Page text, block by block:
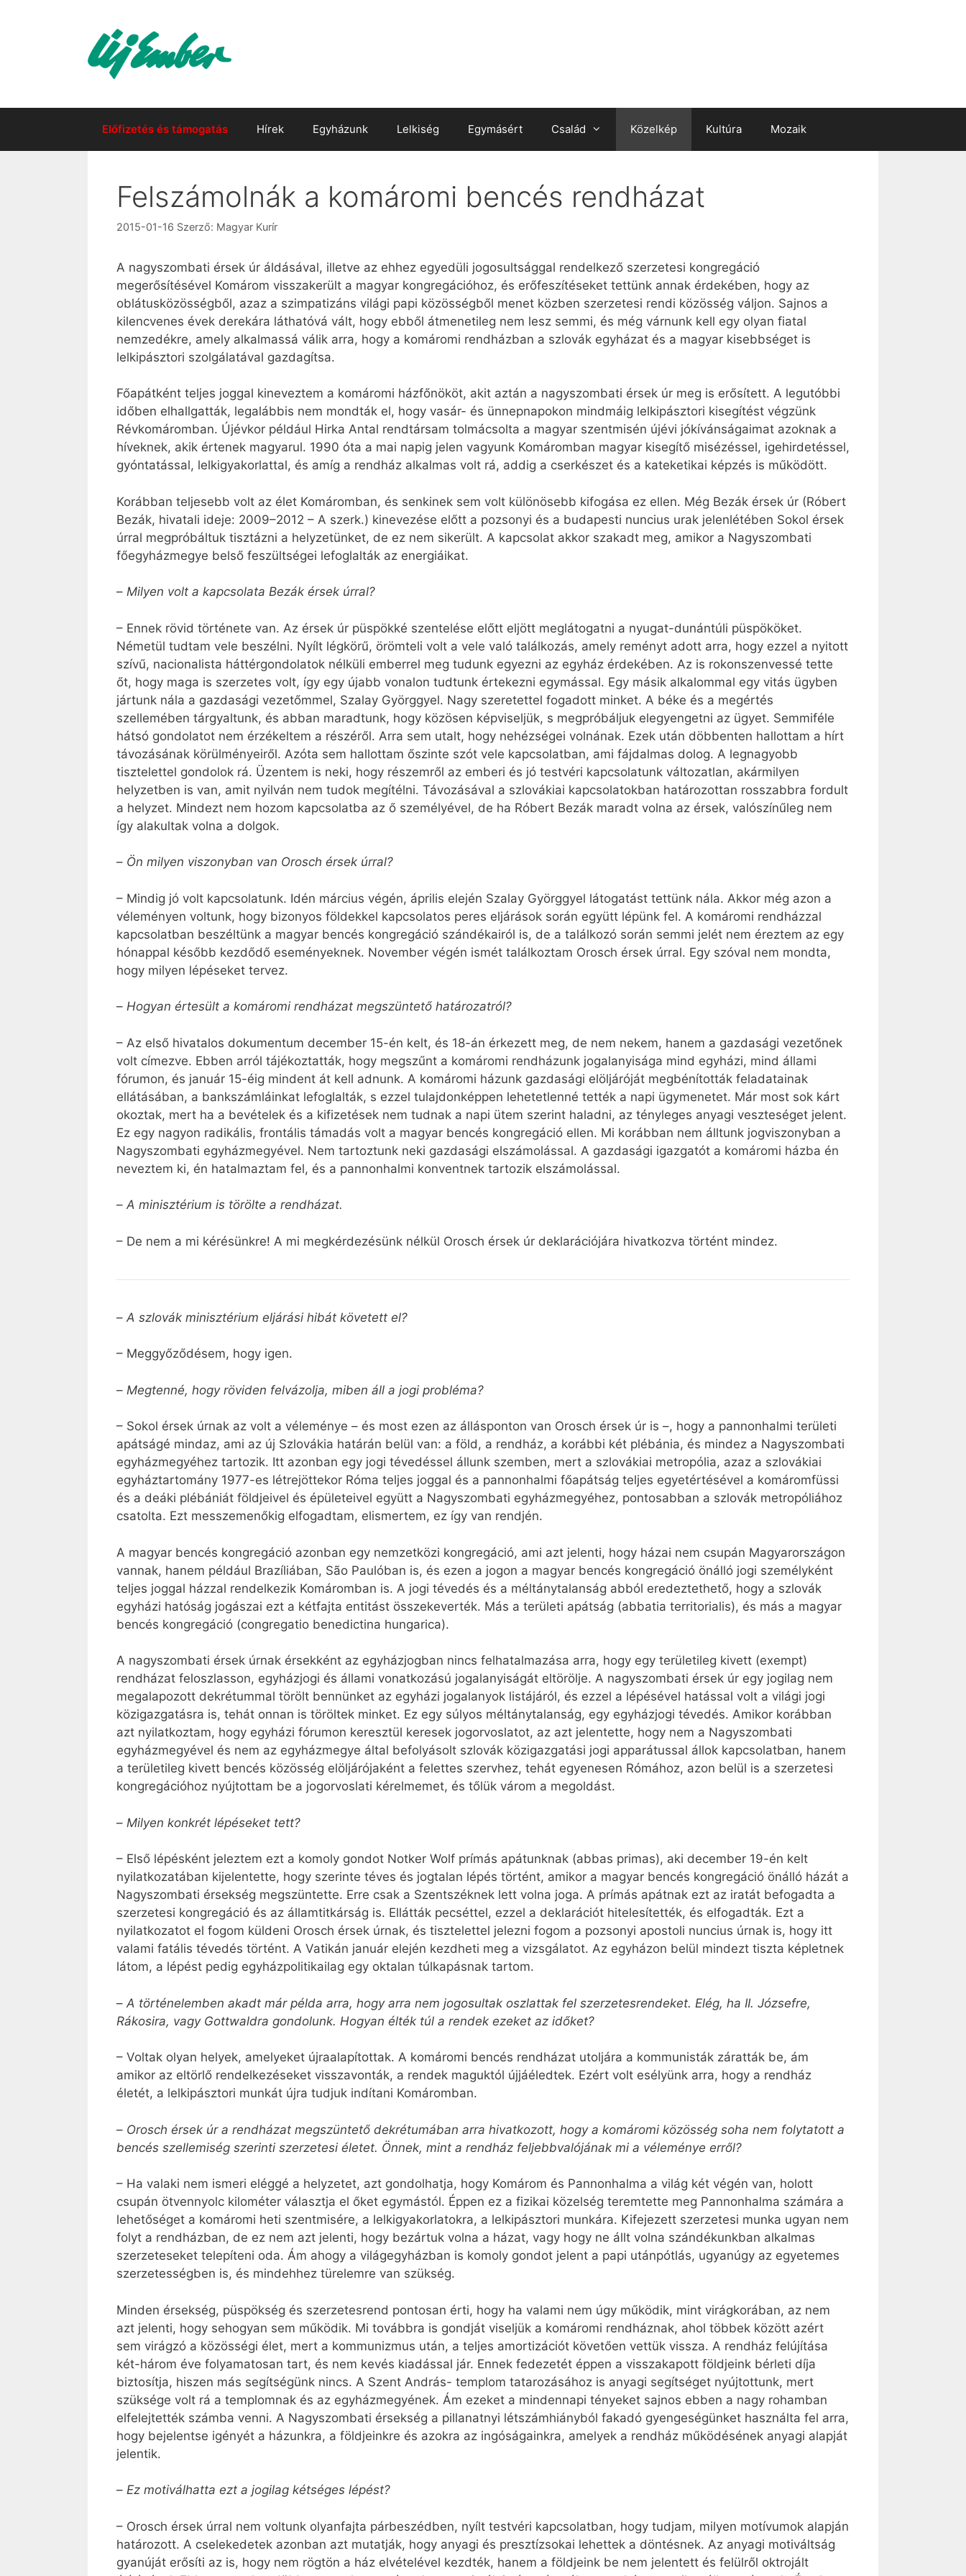
Előfizetés és támogatás Hírek Egyházunk Lelkiség Egymásért Család Közelkép Kultúra Mozaik
Felszámolnák a komáromi bencés rendházat
2015-01-16 Szerző: Magyar Kurír
A nagyszombati érsek úr áldásával, illetve az ehhez egyedüli jogosultsággal rendelkező szerzetesi kongregáció
megerősítésével Komárom visszakerült a magyar kongregációhoz, és erőfeszítéseket tettünk annak érdekében, hogy az
oblátusközösségből, azaz a szimpatizáns világi papi közösségből menet közben szerzetesi rendi közösség váljon. Sajnos a
kilencvenes évek derekára láthatóvá vált, hogy ebből átmenetileg nem lesz semmi, és még várnunk kell egy olyan fiatal
nemzedékre, amely alkalmassá válik arra, hogy a komáromi rendházban a szlovák egyházat és a magyar kisebbséget is
lelkipásztori szolgálatával gazdagítsa.
Főapátként teljes joggal kineveztem a komáromi házfőnököt, akit aztán a nagyszombati érsek úr meg is erősített. A legutóbbi
időben elhallgatták, legalábbis nem mondták el, hogy vasár- és ünnepnapokon mindmáig lelkipásztori kisegítést végzünk
Révkomáromban. Újévkor például Hirka Antal rendtársam tolmácsolta a magyar szentmisén újévi jókívánságaimat azoknak a
híveknek, akik értenek magyarul. 1990 óta a mai napig jelen vagyunk Komáromban magyar kisegítő misézéssel, igehirdetéssel,
gyóntatással, lelkigyakorlattal, és amíg a rendház alkalmas volt rá, addig a cserkészet és a kateketikai képzés is működött.
Korábban teljesebb volt az élet Komáromban, és senkinek sem volt különösebb kifogása ez ellen. Még Bezák érsek úr (Róbert
Bezák, hivatali ideje: 2009–2012 – A szerk.) kinevezése előtt a pozsonyi és a budapesti nuncius urak jelenlétében Sokol érsek
úrral megpróbáltuk tisztázni a helyzetünket, de ez nem sikerült. A kapcsolat akkor szakadt meg, amikor a Nagyszombati
főegyházmegye belső feszültségei lefoglalták az energiáikat.
– Milyen volt a kapcsolata Bezák érsek úrral?
– Ennek rövid története van. Az érsek úr püspökké szentelése előtt eljött meglátogatni a nyugat-dunántúli püspököket.
Németül tudtam vele beszélni. Nyílt légkörű, örömteli volt a vele való találkozás, amely reményt adott arra, hogy ezzel a nyitott
szívű, nacionalista háttérgondolatok nélküli emberrel meg tudunk egyezni az egyház érdekében. Az is rokonszenvessé tette
őt, hogy maga is szerzetes volt, így egy újabb vonalon tudtunk értekezni egymással. Egy másik alkalommal egy vitás ügyben
jártunk nála a gazdasági vezetőmmel, Szalay Györggyel. Nagy szeretettel fogadott minket. A béke és a megértés
szellemében tárgyaltunk, és abban maradtunk, hogy közösen képviseljük, s megpróbáljuk elegyengetni az ügyet. Semmiféle
hátsó gondolatot nem érzékeltem a részéről. Arra sem utalt, hogy nehézségei volnának. Ezek után döbbenten hallottam a hírt
távozásának körülményeiről. Azóta sem hallottam őszinte szót vele kapcsolatban, ami fájdalmas dolog. A legnagyobb
tisztelettel gondolok rá. Üzentem is neki, hogy részemről az emberi és jó testvéri kapcsolatunk változatlan, akármilyen
helyzetben is van, amit nyilván nem tudok megítélni. Távozásával a szlovákiai kapcsolatokban határozottan rosszabbra fordult
a helyzet. Mindezt nem hozom kapcsolatba az ő személyével, de ha Róbert Bezák maradt volna az érsek, valószínűleg nem
így alakultak volna a dolgok.
– Ön milyen viszonyban van Orosch érsek úrral?
– Mindig jó volt kapcsolatunk. Idén március végén, április elején Szalay Györggyel látogatást tettünk nála. Akkor még azon a
véleményen voltunk, hogy bizonyos földekkel kapcsolatos peres eljárások során együtt lépünk fel. A komáromi rendházzal
kapcsolatban beszéltünk a magyar bencés kongregáció szándékairól is, de a találkozó során semmi jelét nem éreztem az egy
hónappal később kezdődő eseményeknek. November végén ismét találkoztam Orosch érsek úrral. Egy szóval nem mondta,
hogy milyen lépéseket tervez.
– Hogyan értesült a komáromi rendházat megszüntető határozatról?
– Az első hivatalos dokumentum december 15-én kelt, és 18-án érkezett meg, de nem nekem, hanem a gazdasági vezetőnek
volt címezve. Ebben arról tájékoztatták, hogy megszűnt a komáromi rendházunk jogalanyisága mind egyházi, mind állami
fórumon, és január 15-éig mindent át kell adnunk. A komáromi házunk gazdasági elöljáróját megbénították feladatainak
ellátásában, a bankszámláinkat lefoglalták, s ezzel tulajdonképpen lehetetlenné tették a napi ügymenetet. Már most sok kárt
okoztak, mert ha a bevételek és a kifizetések nem tudnak a napi ütem szerint haladni, az tényleges anyagi veszteséget jelent.
Ez egy nagyon radikális, frontális támadás volt a magyar bencés kongregáció ellen. Mi korábban nem álltunk jogviszonyban a
Nagyszombati egyházmegyével. Nem tartoztunk neki gazdasági elszámolással. A gazdasági igazgatót a komáromi házba én
neveztem ki, én hatalmaztam fel, és a pannonhalmi konventnek tartozik elszámolással.
– A minisztérium is törölte a rendházat.
– De nem a mi kérésünkre! A mi megkérdezésünk nélkül Orosch érsek úr deklarációjára hivatkozva történt mindez.
– A szlovák minisztérium eljárási hibát követett el?
– Meggyőződésem, hogy igen.
– Megtenné, hogy röviden felvázolja, miben áll a jogi probléma?
– Sokol érsek úrnak az volt a véleménye – és most ezen az állásponton van Orosch érsek úr is –, hogy a pannonhalmi területi
apátságé mindaz, ami az új Szlovákia határán belül van: a föld, a rendház, a korábbi két plébánia, és mindez a Nagyszombati
egyházmegyéhez tartozik. Itt azonban egy jogi tévedéssel állunk szemben, mert a szlovákiai metropólia, azaz a szlovákiai
egyháztartomány 1977-es létrejöttekor Róma teljes joggal és a pannonhalmi főapátság teljes egyetértésével a komáromfüssi
és a deáki plébániát földjeivel és épületeivel együtt a Nagyszombati egyházmegyéhez, pontosabban a szlovák metropóliához
csatolta. Ezt messzemenőkig elfogadtam, elismertem, ez így van rendjén.
A magyar bencés kongregáció azonban egy nemzetközi kongregáció, ami azt jelenti, hogy házai nem csupán Magyarországon
vannak, hanem például Brazíliában, São Paulóban is, és ezen a jogon a magyar bencés kongregáció önálló jogi személyként
teljes joggal házzal rendelkezik Komáromban is. A jogi tévedés és a méltánytalanság abból eredeztethető, hogy a szlovák
egyházi hatóság jogászai ezt a kétfajta entitást összekeverték. Más a területi apátság (abbatia territorialis), és más a magyar
bencés kongregáció (congregatio benedictina hungarica).
A nagyszombati érsek úrnak érsekként az egyházjogban nincs felhatalmazása arra, hogy egy területileg kivett (exempt)
rendházat feloszlasson, egyházjogi és állami vonatkozású jogalanyiságát eltörölje. A nagyszombati érsek úr egy jogilag nem
megalapozott dekrétummal törölt bennünket az egyházi jogalanyok listájáról, és ezzel a lépésével hatással volt a világi jogi
közigazgatásra is, tehát onnan is töröltek minket. Ez egy súlyos méltánytalanság, egy egyházjogi tévedés. Amikor korábban
azt nyilatkoztam, hogy egyházi fórumon keresztül keresek jogorvoslatot, az azt jelentette, hogy nem a Nagyszombati
egyházmegyével és nem az egyházmegye által befolyásolt szlovák közigazgatási jogi apparátussal állok kapcsolatban, hanem
a területileg kivett bencés közösség elöljárójaként a felettes szervhez, tehát egyenesen Rómához, azon belül is a szerzetesi
kongregációhoz nyújtottam be a jogorvoslati kérelmemet, és tőlük várom a megoldást.
– Milyen konkrét lépéseket tett?
– Első lépésként jeleztem ezt a komoly gondot Notker Wolf prímás apátunknak (abbas primas), aki december 19-én kelt
nyilatkozatában kijelentette, hogy szerinte téves és jogtalan lépés történt, amikor a magyar bencés kongregáció önálló házát a
Nagyszombati érsekség megszüntette. Erre csak a Szentszéknek lett volna joga. A prímás apátnak ezt az iratát befogadta a
szerzetesi kongregáció és az államtitkárság is. Ellátták pecséttel, ezzel a deklarációt hitelesítették, és elfogadták. Ezt a
nyilatkozatot el fogom küldeni Orosch érsek úrnak, és tisztelettel jelezni fogom a pozsonyi apostoli nuncius úrnak is, hogy itt
valami fatális tévedés történt. A Vatikán január elején kezdheti meg a vizsgálatot. Az egyházon belül mindezt tiszta képletnek
látom, a lépést pedig egyházpolitikailag egy oktalan túlkapásnak tartom.
– A történelemben akadt már példa arra, hogy arra nem jogosultak oszlattak fel szerzetesrendeket. Elég, ha II. Józsefre,
Rákosira, vagy Gottwaldra gondolunk. Hogyan élték túl a rendek ezeket az időket?
– Voltak olyan helyek, amelyeket újraalapítottak. A komáromi bencés rendházat utoljára a kommunisták záratták be, ám
amikor az eltörlő rendelkezéseket visszavonták, a rendek maguktól újjáéledtek. Ezért volt esélyünk arra, hogy a rendház
életét, a lelkipásztori munkát újra tudjuk indítani Komáromban.
– Orosch érsek úr a rendházat megszüntető dekrétumában arra hivatkozott, hogy a komáromi közösség soha nem folytatott a
bencés szellemiség szerinti szerzetesi életet. Önnek, mint a rendház feljebbvalójának mi a véleménye erről?
– Ha valaki nem ismeri eléggé a helyzetet, azt gondolhatja, hogy Komárom és Pannonhalma a világ két végén van, holott
csupán ötvennyolc kilométer választja el őket egymástól. Éppen ez a fizikai közelség teremtette meg Pannonhalma számára a
lehetőséget a komáromi heti szentmisére, a lelkigyakorlatokra, a lelkipásztori munkára. Kifejezett szerzetesi munka ugyan nem
folyt a rendházban, de ez nem azt jelenti, hogy bezártuk volna a házat, vagy hogy ne állt volna szándékunkban alkalmas
szerzeteseket telepíteni oda. Ám ahogy a világegyházban is komoly gondot jelent a papi utánpótlás, ugyanúgy az egyetemes
szerzetességben is, és mindehhez türelemre van szükség.
Minden érsekség, püspökség és szerzetesrend pontosan érti, hogy ha valami nem úgy működik, mint virágkorában, az nem
azt jelenti, hogy sehogyan sem működik. Mi továbbra is gondját viseljük a komáromi rendháznak, ahol többek között azért
sem virágzó a közösségi élet, mert a kommunizmus után, a teljes amortizációt követően vettük vissza. A rendház felújítása
két-három éve folyamatosan tart, és nem kevés kiadással jár. Ennek fedezetét éppen a visszakapott földjeink bérleti díja
biztosítja, hiszen más segítségünk nincs. A Szent András- templom tatarozásához is anyagi segítséget nyújtottunk, mert
szüksége volt rá a templomnak és az egyházmegyének. Ám ezeket a mindennapi tényeket sajnos ebben a nagy rohamban
elfelejtették számba venni. A Nagyszombati érsekség a pillanatnyi létszámhiányból fakadó gyengeségünket használta fel arra,
hogy bejelentse igényét a házunkra, a földjeinkre és azokra az ingóságainkra, amelyek a rendház működésének anyagi alapját
jelentik.
– Ez motiválhatta ezt a jogilag kétséges lépést?
– Orosch érsek úrral nem voltunk olyanfajta párbeszédben, nyílt testvéri kapcsolatban, hogy tudjam, milyen motívumok alapján
határozott. A cselekedetek azonban azt mutatják, hogy anyagi és presztízsokai lehettek a döntésnek. Az anyagi motiváltság
gyanúját erősíti az is, hogy nem rögtön a ház elvételével kezdték, hanem a földjeink be nem jelentett és felülről oktrojált